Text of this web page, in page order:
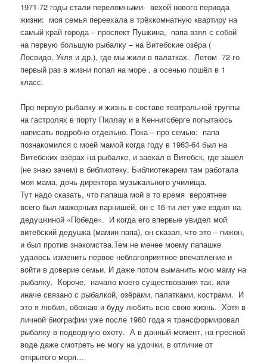
1971-72 годы стали переломными- вехой нового периода
жизни: моя семья переехала в трёхкомнатную квартиру на
самый край города – проспект Пушкина, папа взял с собой
на первую большую рыбалку – на Витебские озёра (
Лосвидо, Укля и др.), где мы жили в палатках. Летом 72-го
первый раз в жизни попал на море , а осенью пошёл в 1
класс.
Про первую рыбалку и жизнь в составе театральной труппы
на гастролях в порту Пиллау и в Кеннигсберге попытаюсь
написать подробно отдельно. Пока – про семью: папа
познакомился с моей мамой когда году в 1963-64 был на
Витебских озёрах на рыбалке, и заехал в Витебск, где зашёл
(не знаю зачем) в библиотеку. Библиотекарем там работала
моя мама, дочь директора музыкального училища.
Тут надо сказать, что папаша мой в то время вероятнее
всего был мажорным парнишей, он с 16-ти лет уже ездил на
дедушкиной «Победе». И когда его впервые увидел мой
витебский дедушка (мамин папа), он сказал, что это – пижон,
и был против знакомства.Тем не менее моему папашке
удалось изменить первое неблагоприятное впечатление и
войти в доверие семьи. И даже потом выманить мою маму на
рыбалку. Короче, начало моего существования так, или
иначе связано с рыбалкой, озёрами, палатками, кострами. И
это я любил, обожаю и буду любить всю свою жизнь. Хотя в
личной биографии уже после 1980 года я трансформировал
рыбалку в подводную охоту. А в данный момент, на пресной
воде даже смотреть не могу на удочки, в отличие от
открытого моря…